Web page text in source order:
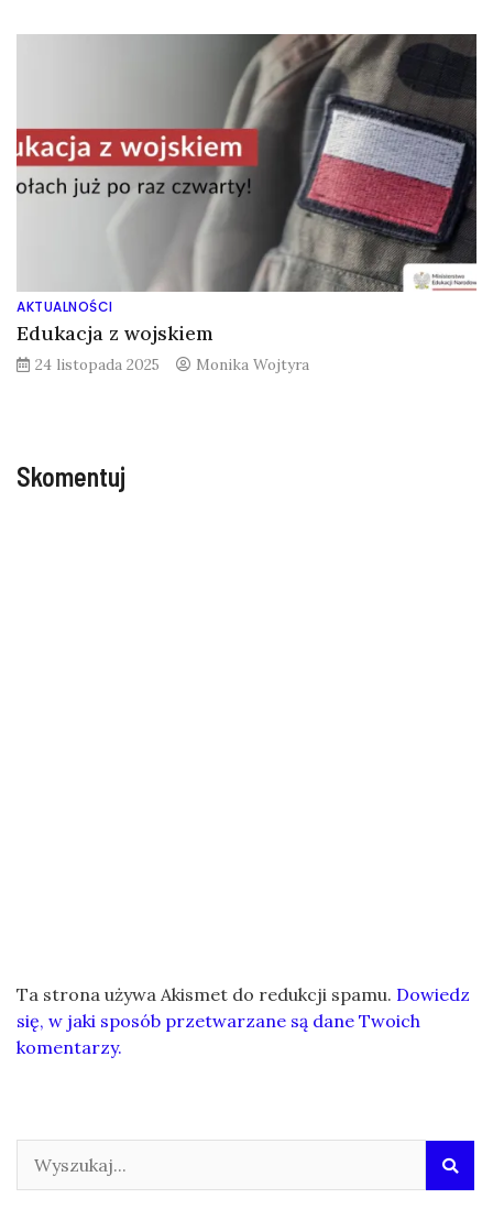
AKTUALNOŚCI
Edukacja z wojskiem
24 listopada 2025 Monika Wojtyra
Skomentuj
Ta strona używa Akismet do redukcji spamu. Dowiedz
się, w jaki sposób przetwarzane są dane Twoich
komentarzy.